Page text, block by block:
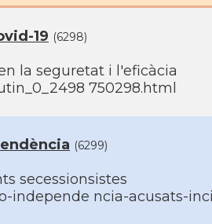
19 (6298)
la seguretat i l'eficàcia
750298.html
(6299)
secessionsistes
independe ncia-acusats-